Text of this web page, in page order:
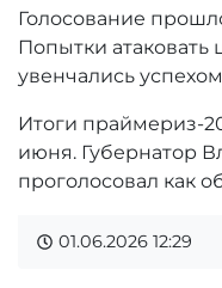
Голосование
Попытки
увенчались
Итоги праймериз-
июня. Губернатор
проголосовал как
01.06.2026 12:29